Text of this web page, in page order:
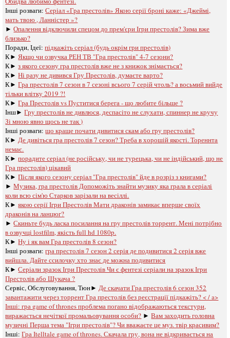
Інші розваги: ​​Серіал «Гра престолів» Якою серії броні каже: «Джеймі,
мать твою , Ланністер »?
►Опалення відключили спецом до прем'єри Ігри престолів? Зима вже
близько?
Поради, Ідеї:підкажіть серіал (будь окрім гри престолів)
К► Якщо чи озвучка РЕН ТВ "Гра престолів" 4-7 сезони?
К►з якого сезону гра престолів вже не з книжок знімається?
К►Ні разу не дивився Гру Престолів, думаєте варто?
К►Гра престолів 7 сезон в 7 сезоні всього 7 серій чтоль? а восьмий вийде
тільки влітку 2019 ?!
К►Гра Престолів vs Пуститися берега - що любите більше ?
Інш►Гру престолів не дивлюся, деспасіто не слухати, спиннер не кручу
Зі мною явно щось не так )
Інші розваги: ​​що краще почати дивитися скам або гру престолів?
К► Де дивіться гра престолів 7 сезон? Треба в хорошій якості. Тореннта
немає.
К►порадите серіал (не російську, чи не турецька, чи не індійський, що не
Гра престолів) цікавий
К►Після якого сезону серіал "Гра престолів" йде в розріз з книгами?
►Музика, гра престолів Допоможіть знайти музику яка грала в серіалі
коли всю сім'ю Старков зарізали на весіллі.
К►якою серії Ігри Престолів Мати драконів замикає вперше своїх
драконів на ланцюг?
►Скиньте будь ласка посилання на гру престолів торрент. Мені потрібно
в озвучці lostfilm, якість full hd 1080p.
К►Ну і як вам Гра престолів 8 сезон?
Інші розваги: ​​гра престолів 7 сезон 2 серія де подивитися 2 серія вже
вийшла. Дайте ссилочку хто знає де можна подивитися
К►Серіали зразок Ігри Престолів Чи є фентезі серіали на зразок Ігри
Престолів або Шукача ?
Сервіс, Обслуговування, Тюн► Де скачати Гра престолів 6 сезон 352
завантажити через торрент Гра престолів без реєстрації підкажіть? < / a>
Інші:гра game of thrones проблема погано відображаються текстури,
виражається нечіткої промальовування особи? ►Вам заходить головна
музичні Перша тема "Ігри престолів"? Чи вважаєте це муз. твір красивим?
Інші:Гра Іtelltale game of thrones. Скачала гру, вона не відкривається на